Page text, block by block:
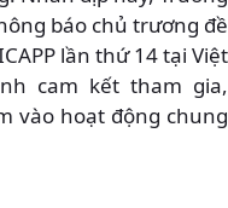
báo chủ trương đề
lần thứ 14 tại Việt
cam kết tham gia,
vào hoạt động chung